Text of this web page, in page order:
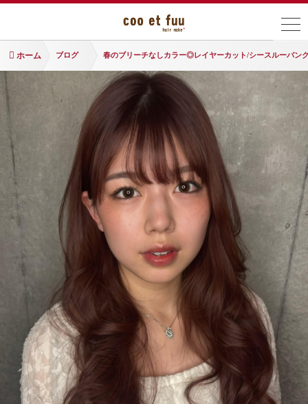
ホーム ブログ 春のブリーチなしカラー◎レイヤーカット/シースルーバン